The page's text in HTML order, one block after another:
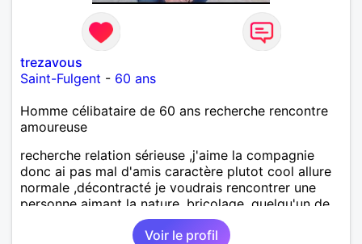
trezavous
Saint-Fulgent - 60 ans
Homme célibataire de 60 ans recherche rencontre
amoureuse
recherche relation sérieuse ,j'aime la compagnie
donc ai pas mal d'amis caractère plutot cool allure
normale ,décontracté je voudrais rencontrer une
personne aimant la nature ,bricolage ,quelqu'un de
simple et naturel à vos claviers mesdames
Voir le profil